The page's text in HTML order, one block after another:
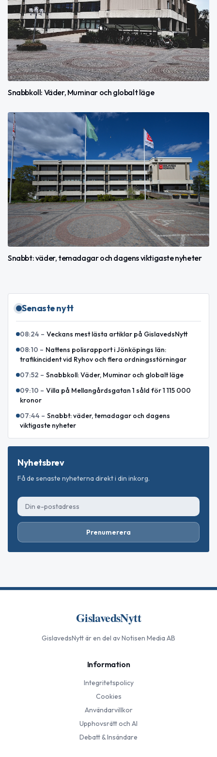
Snabbkoll: Väder, Muminar och globalt läge
Snabbt: väder, temadagar och dagens viktigaste nyheter
Senaste nytt
08:24 – Veckans mest lästa artiklar på GislavedsNytt
08:10 – Nattens polisrapport i Jönköpings län:
trafikincident vid Ryhov och flera ordningsstörningar
07:52 – Snabbkoll: Väder, Muminar och globalt läge
09:10 – Villa på Mellangårdsgatan 1 såld för 1 115 000
kronor
07:44 – Snabbt: väder, temadagar och dagens
viktigaste nyheter
Nyhetsbrev
Få de senaste nyheterna direkt i din inkorg.
Prenumerera
GislavedsNytt
GislavedsNyttär en del av Notisen Media AB
Information
Integritetspolicy
Cookies
Användarvillkor
Upphovsrätt och AI
Debatt & Insändare